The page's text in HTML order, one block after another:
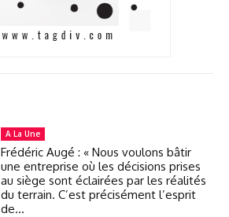
A La Une
Frédéric Augé : « Nous voulons bâtir
une entreprise où les décisions prises
au siège sont éclairées par les réalités
du terrain. C’est précisément l’esprit
de...